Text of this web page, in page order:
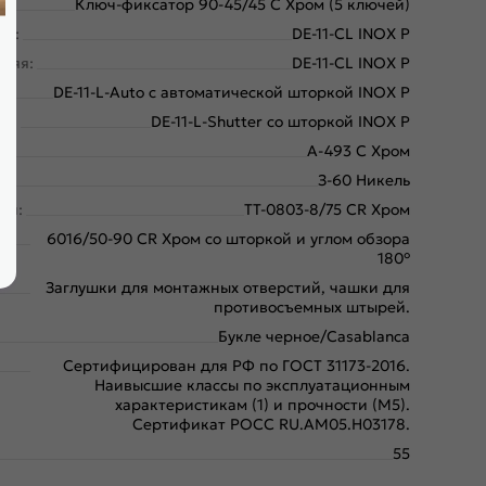
Ключ-фиксатор 90-45/45 C Хром (5 ключей)
DE-11-CL INOX P
DE-11-CL INOX P
DE-11-L-Auto с автоматической шторкой INOX P
DE-11-L-Shutter со шторкой INOX P
A-493 C Хром
З-60 Никель
ТТ-0803-8/75 CR Хром
6016/50-90 CR Хром со шторкой и углом обзора
180°
Заглушки для монтажных отверстий, чашки для
противосъемных штырей.
Букле черное/Casablanca
Сертифицирован для РФ по ГОСТ 31173-2016.
Наивысшие классы по эксплуатационным
характеристикам (1) и прочности (М5).
Сертификат POCC RU.AM05.H03178.
55